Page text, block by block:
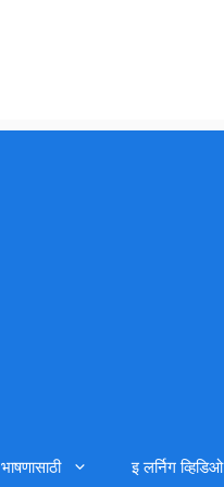
भाषणासाठी इ लर्निग व्हिडिओ